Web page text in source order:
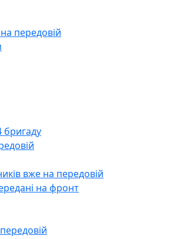
передовій
бригаду
вже на передовій
на фронт